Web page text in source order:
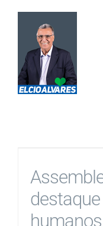
conteúdo
humanos